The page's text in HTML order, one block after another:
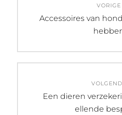
navigatie
VORIGE
Vorig
Accessoires van
Volgend
Een dieren
ellende